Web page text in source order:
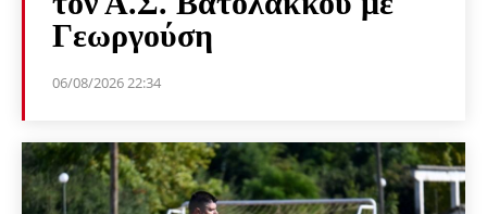
Γεωργούση
06/08/2026 22:34